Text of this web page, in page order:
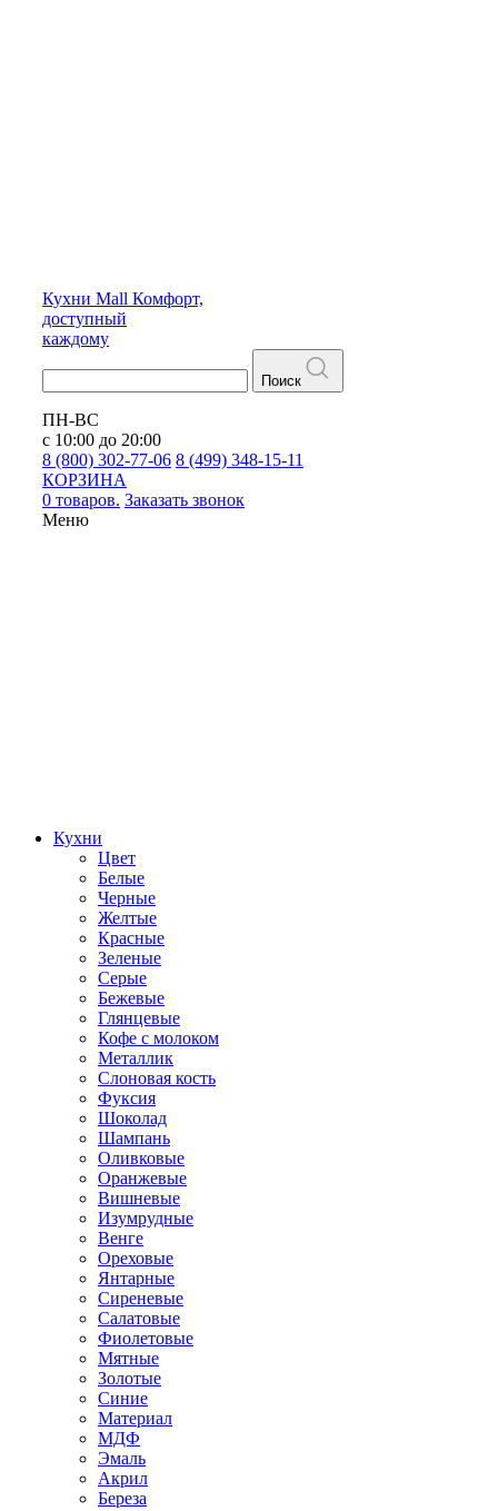
Кухни Mall Комфорт,
доступный
каждому
Поиск
ПН-ВС
с 10:00 до 20:00
8 (800) 302-77-06 8 (499) 348-15-11
КОРЗИНА
0 товаров. Заказать звонок
Меню
Кухни
Цвет
Белые
Черные
Желтые
Красные
Зеленые
Серые
Бежевые
Глянцевые
Кофе с молоком
Металлик
Слоновая кость
Фуксия
Шоколад
Шампань
Оливковые
Оранжевые
Вишневые
Изумрудные
Венге
Ореховые
Янтарные
Сиреневые
Салатовые
Фиолетовые
Мятные
Золотые
Синие
Материал
МДФ
Эмаль
Акрил
Береза